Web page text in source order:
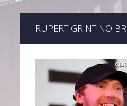
RUPERT GRINT NO BR